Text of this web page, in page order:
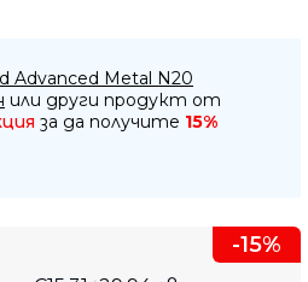
-15%
Advanced Metal N20
или други продукт от
за да получите 15%